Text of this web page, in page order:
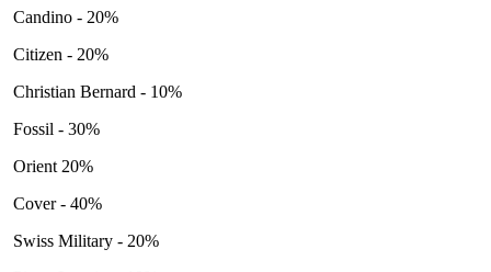
Candino - 20%
Citizen - 20%
Christian Bernard - 10%
Fossil - 30%
Orient 20%
Cover - 40%
Swiss Military - 20%